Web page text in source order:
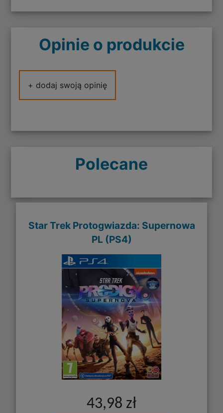
Opinie o produkcie
+ dodaj swoją opinię
Polecane
Star Trek Protogwiazda: Supernowa
PL (PS4)
43,98 zł